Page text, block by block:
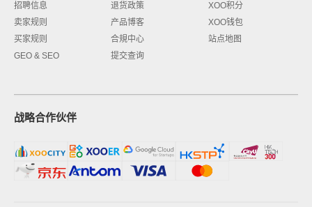
招聘信息
卖家规则
买家规则
GEO & SEO
退货政策
产品博客
合規中心
提交查询
XOO积分
XOO钱包
站点地图
战略合作伙伴